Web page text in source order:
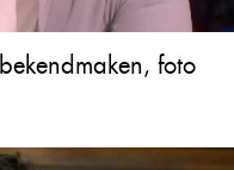
foto